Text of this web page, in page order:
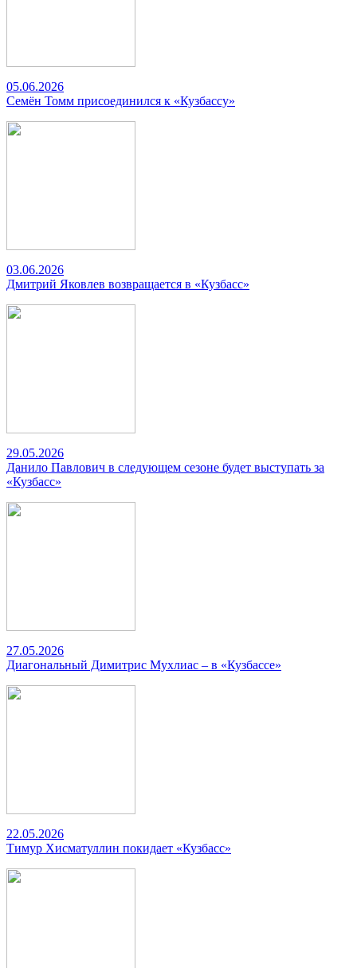
05.06.2026
Семён Томм присоединился к «Кузбассу»
03.06.2026
Дмитрий Яковлев возвращается в «Кузбасс»
29.05.2026
Данило Павлович в следующем сезоне будет выступать за
«Кузбасс»
27.05.2026
Диагональный Димитрис Мухлиас – в «Кузбассе»
22.05.2026
Тимур Хисматуллин покидает «Кузбасс»